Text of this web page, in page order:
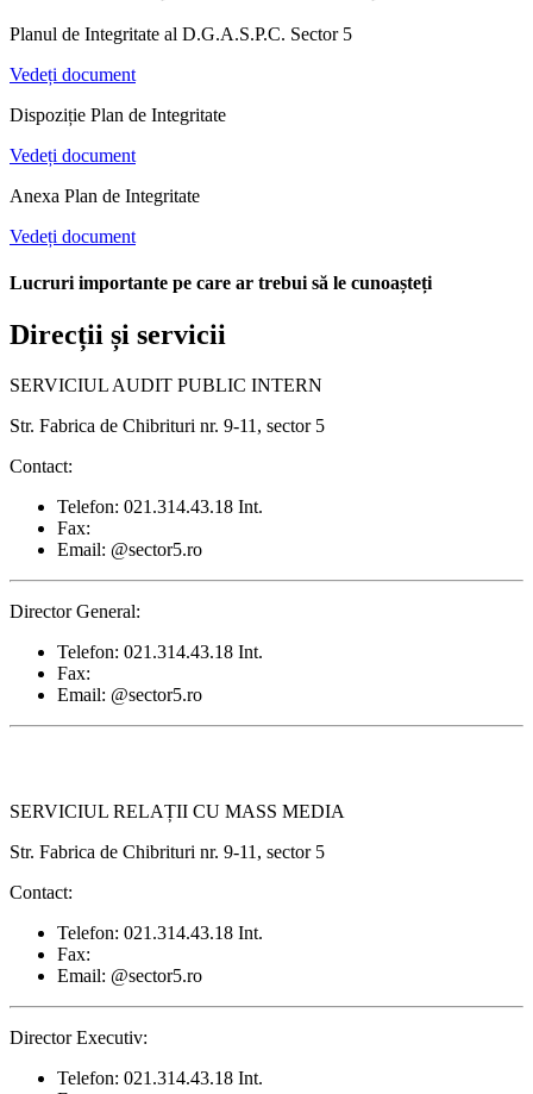
Planul de Integritate al D.G.A.S.P.C. Sector 5
Vedeți document
Dispoziție Plan de Integritate
Vedeți document
Anexa Plan de Integritate
Vedeți document
Lucruri importante pe care ar trebui să le cunoașteți
Direcții și servicii
SERVICIUL AUDIT PUBLIC INTERN
Str. Fabrica de Chibrituri nr. 9-11, sector 5
Contact:
Telefon: 021.314.43.18 Int.
Fax:
Email: @sector5.ro
Director General:
Telefon: 021.314.43.18 Int.
Fax:
Email: @sector5.ro
SERVICIUL RELAȚII CU MASS MEDIA
Str. Fabrica de Chibrituri nr. 9-11, sector 5
Contact:
Telefon: 021.314.43.18 Int.
Fax:
Email: @sector5.ro
Director Executiv:
Telefon: 021.314.43.18 Int.